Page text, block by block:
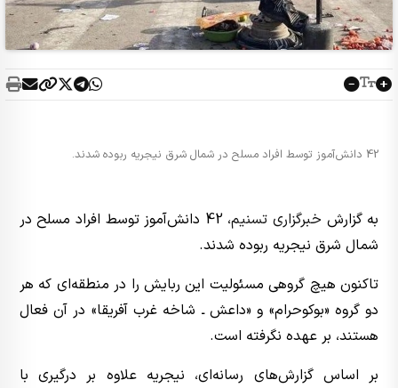
42 دانش‌آموز توسط افراد مسلح در شمال شرق نیجریه ربوده شدند.
به گزارش خبرگزاری تسنیم
، 42 دانش‌آموز توسط افراد مسلح در
شمال شرق نیجریه ربوده شدند.
تاکنون هیچ گروهی مسئولیت این ربایش را در منطقه‌ای که هر
دو گروه «بوکوحرام» و «داعش ـ شاخه غرب آفریقا» در آن فعال
هستند، بر عهده نگرفته است.
بر اساس گزارش‌های رسانه‌ای، نیجریه علاوه بر درگیری با